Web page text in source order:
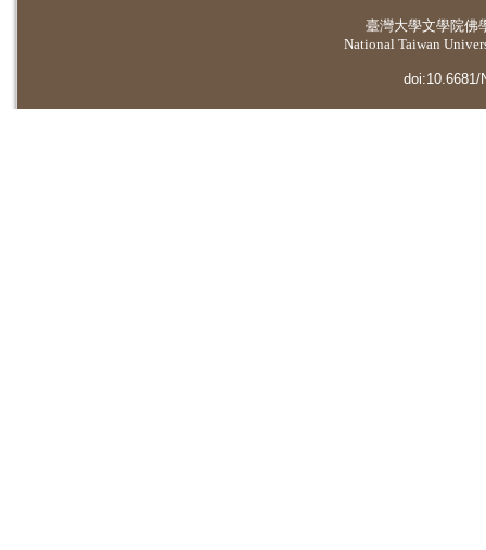
臺灣大學文學院佛
National Taiwan
doi:10.6681/